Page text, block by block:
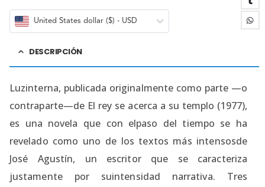
United States dollar ($) - USD
DESCRIPCIÓN
Luzinterna, publicada originalmente como parte —o
contraparte—de El rey se acerca a su templo (1977),
es una novela que con elpaso del tiempo se ha
revelado como uno de los textos más intensosde
José Agustín, un escritor que se caracteriza
justamente por suintensidad narrativa. Tres